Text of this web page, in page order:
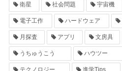
衛星 社会問題 宇宙機
電子工作 ハードウェア
月探査 アプリ 文房具
うちゅうこう ハウツー
テクノロジー 進学Tips